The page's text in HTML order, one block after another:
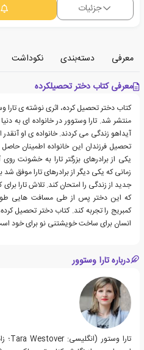
جزئیات
معرفی دسته‌بندی نکوداشت
معرفی کتاب دختر تحصیلکرده
منتشر شد. تارا وستوور در خانواده ای به
آیداهو زندگی می کردند. خانواده ی او
تحصیل فرزندان این خانواده اطمینان
یکی از برادرهای بزرگتر تارا به خشونت
زمانی که یکی دیگر از برادرهای تارا موفق
جدید از زندگی را امتحان کند. تلاش تارا
که این دختر پس از طی مسافت هایی
کمبریج را تجربه کند. کتاب دختر تحصیل
انسان برای ساخت خویشتنی نو برای خود
درباره تارا وستوور